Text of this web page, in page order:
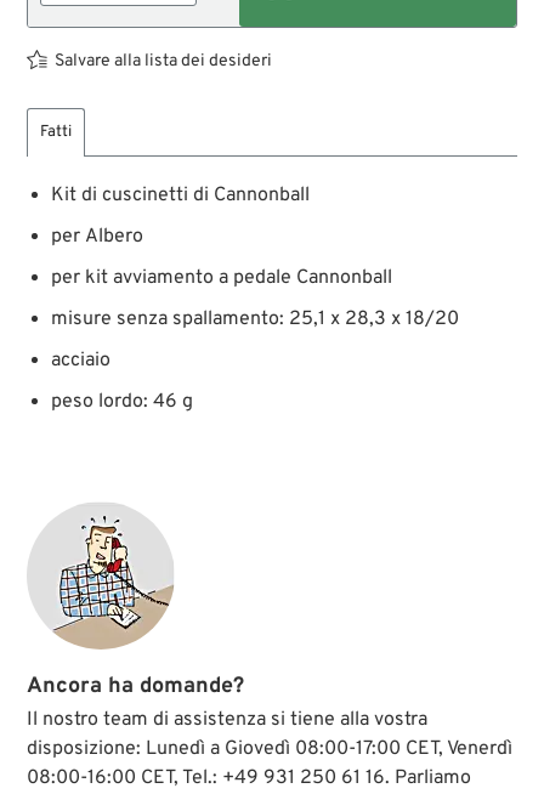
Salvare alla lista dei desideri
Fatti
Kit di cuscinetti di Cannonball
per Albero
per kit avviamento a pedale Cannonball
misure senza spallamento: 25,1 x 28,3 x 18/20
acciaio
peso lordo: 46 g
Ancora ha domande?
Il nostro team di assistenza si tiene alla vostra
disposizione: Lunedì a Giovedì 08:00-17:00 CET, Venerdì
08:00-16:00 CET, Tel.: +49 931 250 61 16. Parliamo